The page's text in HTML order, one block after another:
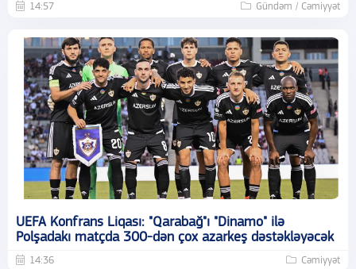
14:57 Gündəm / Cəmiyyət
UEFA Konfrans Liqası: "Qarabağ"ı "Dinamo" ilə
Polşadakı matçda 300-dən çox azarkeş dəstəkləyəcək
14:36 Cəmiyyət